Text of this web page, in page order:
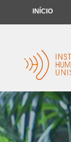
INÍCIO